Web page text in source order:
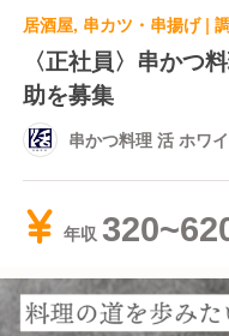
〈正社員〉串か
助を募集
串かつ料理 活 ホワ
年収